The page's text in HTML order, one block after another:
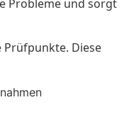
Probleme und sorgt
Diese